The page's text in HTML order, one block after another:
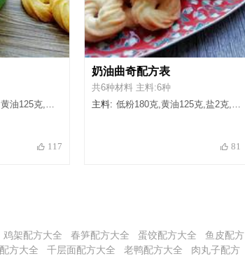
30克,淡奶油90克,食盐2克
117
奶油曲奇配方表
共6种材料 主料:6种
主料: 低粉180克,黄油125克,盐2克,糖粉30克,白糖30克,淡奶油85克
81
鸡架配方大全 春笋配方大全 蛋饺配方大全
鱼皮配方
方大全 千层面配方大全 老鸭配方大全
肉丸子配方